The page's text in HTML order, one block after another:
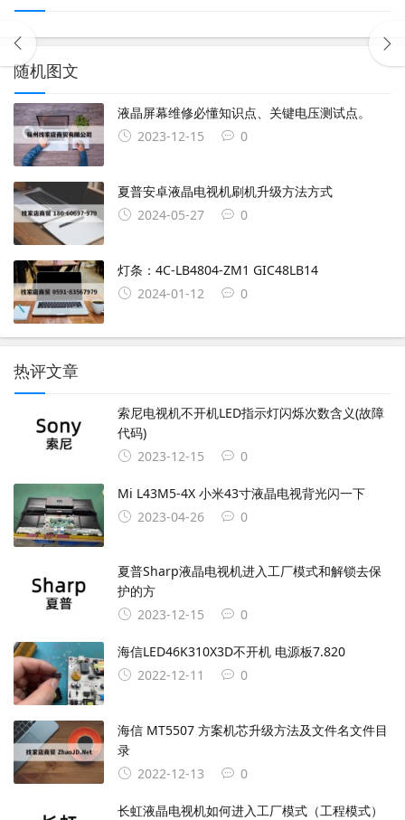
随机图文
液晶屏幕维修必懂知识点、关键电压测试点。
2023-12-15
0
夏普安卓液晶电视机刷机升级方法方式
2024-05-27
0
灯条：4C-LB4804-ZM1 GIC48LB14
2024-01-12
0
热评文章
索尼电视机不开机LED指示灯闪烁次数含义(故障
代码)
2023-12-15
0
Mi L43M5-4X 小米43寸液晶电视背光闪一下
2023-04-26
0
夏普Sharp液晶电视机进入工厂模式和解锁去保
护的方
2023-12-15
0
海信LED46K310X3D不开机 电源板7.820
2022-12-11
0
海信 MT5507 方案机芯升级方法及文件名文件目
录
2022-12-13
0
长虹液晶电视机如何进入工厂模式（工程模式）